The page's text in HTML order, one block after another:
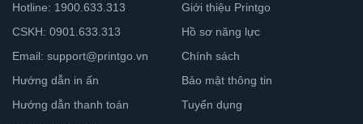
Hotline: 1900.633.313
CSKH: 0901.633.313
Email: support@printgo.vn
Hướng dẫn in ấn
Hướng dẫn thanh toán
Giới thiệu Printgo
Hồ sơ năng lực
Chính sách
Bảo mật thông tin
Tuyển dụng